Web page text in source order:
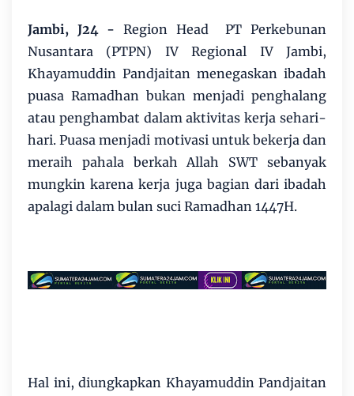
Jambi, J24 -Region Head PT Perkebunan
Nusantara (PTPN) IV Regional IV Jambi,
Khayamuddin Pandjaitan menegaskan ibadah
puasa Ramadhan bukan menjadi penghalang
atau penghambat dalam aktivitas kerja sehari-
hari. Puasa menjadi motivasi untuk bekerja dan
meraih pahala berkah Allah SWT sebanyak
mungkin karena kerja juga bagian dari ibadah
apalagi dalam bulan suci Ramadhan 1447H.
Hal ini, diungkapkan Khayamuddin Pandjaitan